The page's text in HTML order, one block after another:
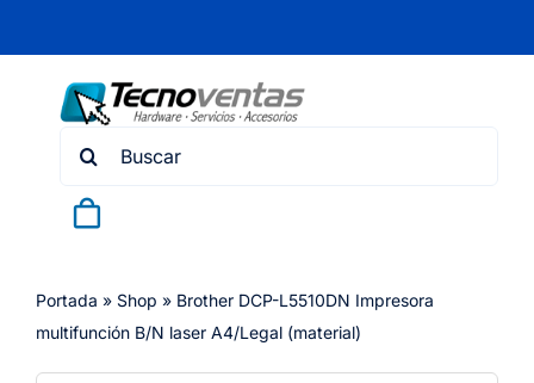
content
Search
Portada » Shop » Brother DCP-L5510DN Impresora
multifunción B/N laser A4/Legal (material)